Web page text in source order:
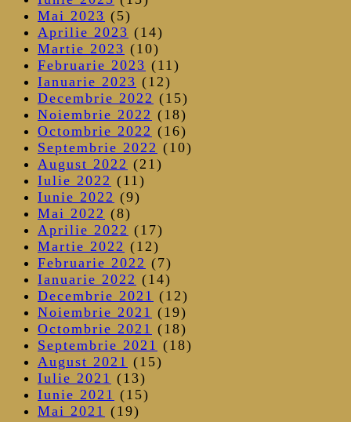
Mai 2023 (5)
Aprilie 2023 (14)
Martie 2023 (10)
Februarie 2023 (11)
Ianuarie 2023 (12)
Decembrie 2022 (15)
Noiembrie 2022 (18)
Octombrie 2022 (16)
Septembrie 2022 (10)
August 2022 (21)
Iulie 2022 (11)
Iunie 2022 (9)
Mai 2022 (8)
Aprilie 2022 (17)
Martie 2022 (12)
Februarie 2022 (7)
Ianuarie 2022 (14)
Decembrie 2021 (12)
Noiembrie 2021 (19)
Octombrie 2021 (18)
Septembrie 2021 (18)
August 2021 (15)
Iulie 2021 (13)
Iunie 2021 (15)
Mai 2021 (19)